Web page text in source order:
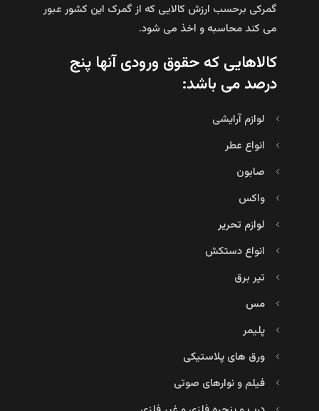
گمرکی برحسب ارزش کالایی که از گمرک این کشور عبور
می کند محاسبه و اخذ می شود.
کالاهایی که حقوق ورودی آنها پنج
درصد می باشد:
لوازم آرایشی
انواع عطر
صابون
واکس
لوازم تحریر
انواع دستکش
تیر برق
مس
پلیمر
ورق های پلاستیکی
فیلم و نوارهای صوتی